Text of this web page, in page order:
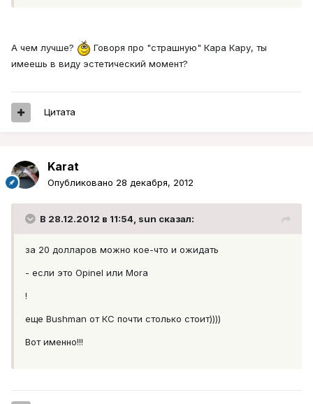
А чем лучше?
Говоря про "страшную" Кара Кару, ты
имеешь в виду эстетический момент?
Цитата
Karat
Опубликовано 28 декабря, 2012
В 28.12.2012 в 11:54, sun сказал:
за 20 долларов можно кое-что и ожидать
- если это Opinel или Mora
!
еще Bushman от КС почти столько стоит))))
Вот именно!!!